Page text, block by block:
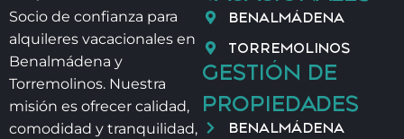
Socio de confianza para
alquileres vacacionales en
Benalmádena y
Torremolinos. Nuestra
misión es ofrecer calidad,
comodidad y tranquilidad,
BENALMÁDENA
TORREMOLINOS
GESTIÓN DE
PROPIEDADES
BENALMÁDENA